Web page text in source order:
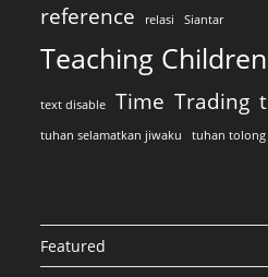
reference
relasi Siantar
Teaching Children
text disable Time Trading
tuhan selamatkan jiwaku
tuhan tolong
Featured